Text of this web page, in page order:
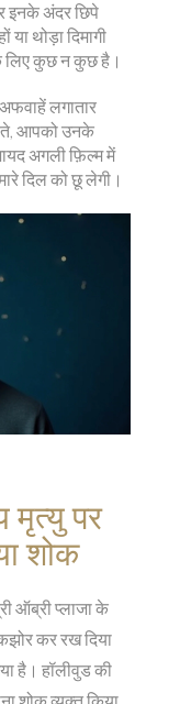
इनके अंदर छिपे
थोड़ा दिमागी
लिए कुछ न कुछ है।
लगातार
आपको उनके
अगली फ़िल्म में
दिल को छू लेगी।
पर
शोक
ऑब्री प्लाजा के
कर रख दिया
है। हॉलीवुड की